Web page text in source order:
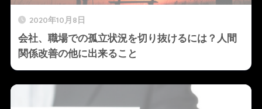
2020年10月8日
会社、職場での孤立状況を切り抜けるには？人間
関係改善の他に出来ること